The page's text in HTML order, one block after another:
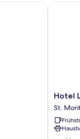
Hotel
St.
Moritz
Hotel
St.
Hotel